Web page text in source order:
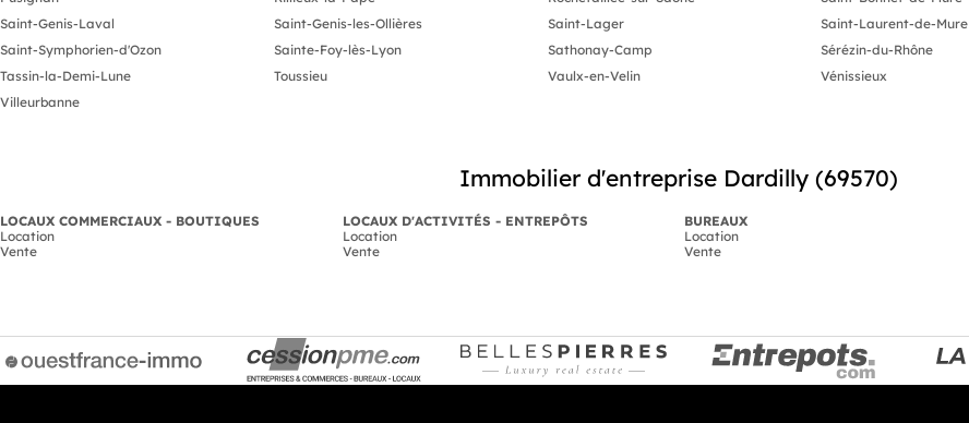
Saint-Genis-Laval
Saint-Genis-les-Ollières Saint-Lager Saint-Laurent-de-Mure
Saint-Symphorien-d'Ozon
Sainte-Foy-lès-Lyon Sathonay-Camp Sérézin-du-Rhône
Tassin-la-Demi-Lune
Toussieu Vaulx-en-Velin Vénissieux
Villeurbanne
Immobilier d'entreprise Dardilly (69570)
LOCAUX COMMERCIAUX - BOUTIQUES
Location
Vente
LOCAUX D'ACTIVITÉS - ENTREPÔTS
Location
Vente
BUREAUX
Location
Vente